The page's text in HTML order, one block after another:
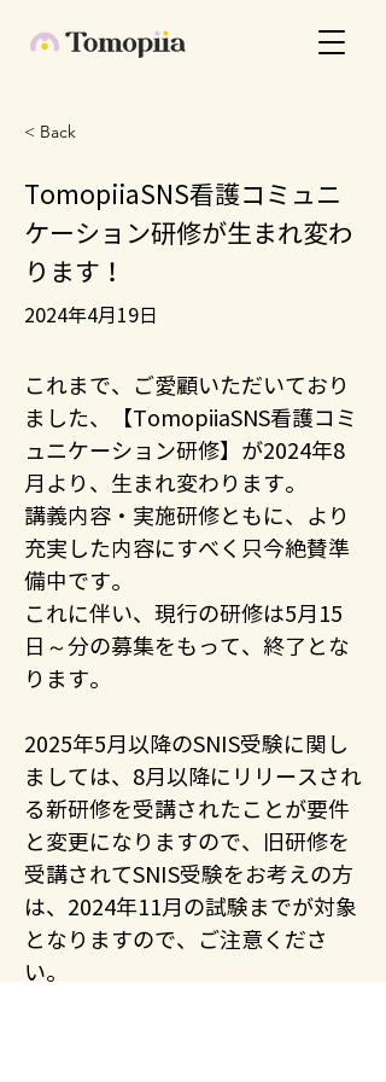
< Back
TomopiiaSNS看護コミュニ
ケーション研修が生まれ変わ
ります！
2024年4月19日
これまで、ご愛顧いただいており
ました、【TomopiiaSNS看護コミ
ュニケーション研修】が2024年8
月より、生まれ変わります。
講義内容・実施研修ともに、より
充実した内容にすべく只今絶賛準
備中です。
これに伴い、現行の研修は5月15
日～分の募集をもって、終了とな
ります。
2025年5月以降のSNIS受験に関し
ましては、8月以降にリリースされ
る新研修を受講されたことが要件
と変更になりますので、旧研修を
受講されてSNIS受験をお考えの方
は、2024年11月の試験までが対象
となりますので、ご注意くださ
い。